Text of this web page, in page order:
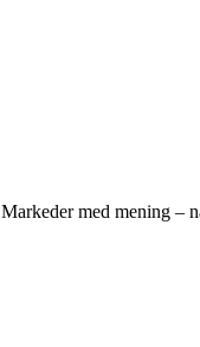
Markeder med mening –